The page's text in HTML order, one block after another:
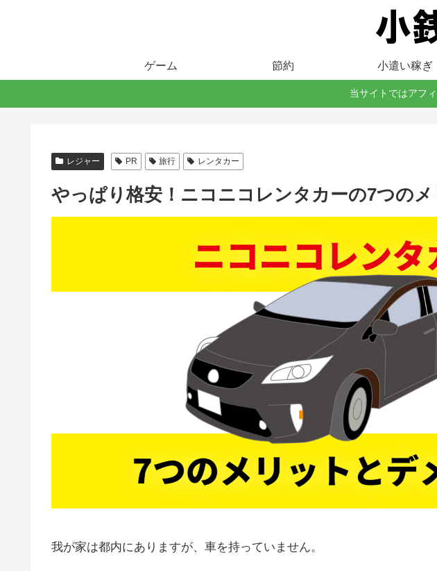
ゲーム 節約 小遣い稼ぎ
当サイトではアフ
レジャー PR 旅行 レンタカー
やっぱり格安！ニコニコレンタカーの7つの
我が家は都内にありますが、車を持っていません。